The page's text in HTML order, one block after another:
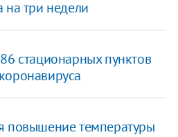
на три недели
стационарных пунктов
повышение температуры